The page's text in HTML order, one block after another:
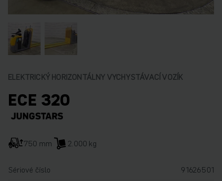
ELEKTRICKÝ HORIZONTÁLNY VYCHYSTÁVACÍ VOZÍK
ECE 320
750 mm 2.000 kg
Sériové číslo
91626501